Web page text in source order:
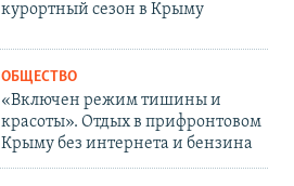
курортный сезон в Крыму
ОБЩЕСТВО
«Включен режим тишины и
красоты». Отдых в прифронтовом
Крыму без интернета и бензина